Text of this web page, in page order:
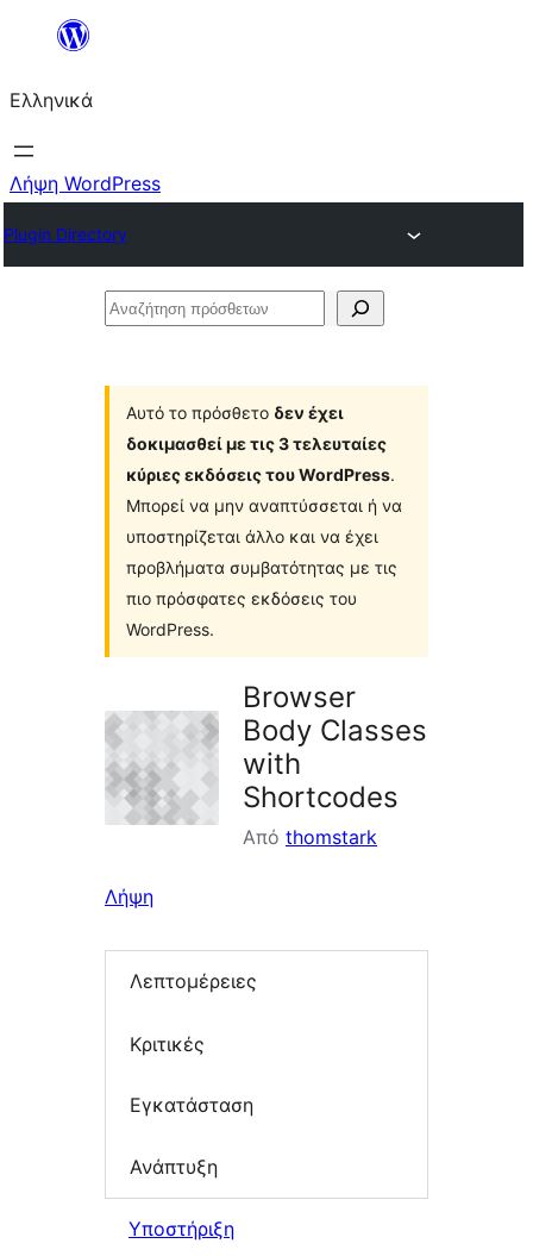
Μετάβαση
περιεχόμενο
Ελληνικά
Λήψη WordPress
Plugin Directory
Αναζήτηση
Αυτό το πρόσθετο δεν έχει
δοκιμασθεί με τις 3 τελευταίες
κύριες εκδόσεις του WordPress.
Μπορεί να μην αναπτύσσεται ή να
υποστηρίζεται άλλο και να έχει
προβλήματα συμβατότητας με τις
πιο πρόσφατες εκδόσεις του
WordPress.
Browser
Body Classes
with
Shortcodes
Από thomstark
Λήψη
Λεπτομέρειες
Κριτικές
Εγκατάσταση
Ανάπτυξη
Υποστήριξη